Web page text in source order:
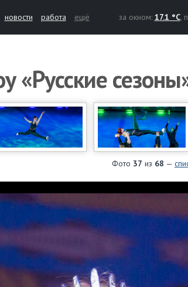
новости работа ещё за окном: 17.1 °C,
«Русские
Фото 37 из 68 —